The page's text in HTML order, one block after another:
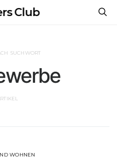
Club
SUCHWORT
WOHNEN